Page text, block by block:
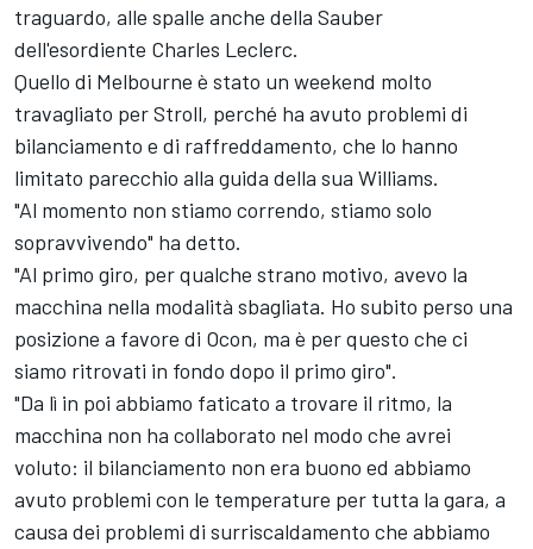
traguardo, alle spalle anche della Sauber
dell'esordiente Charles Leclerc.
Quello di Melbourne è stato un weekend molto
travagliato per Stroll, perché ha avuto problemi di
bilanciamento e di raffreddamento, che lo hanno
limitato parecchio alla guida della sua Williams.
"Al momento non stiamo correndo, stiamo solo
sopravvivendo" ha detto.
"Al primo giro, per qualche strano motivo, avevo la
macchina nella modalità sbagliata. Ho subito perso una
posizione a favore di Ocon, ma è per questo che ci
siamo ritrovati in fondo dopo il primo giro".
"Da lì in poi abbiamo faticato a trovare il ritmo, la
macchina non ha collaborato nel modo che avrei
voluto: il bilanciamento non era buono ed abbiamo
avuto problemi con le temperature per tutta la gara, a
causa dei problemi di surriscaldamento che abbiamo